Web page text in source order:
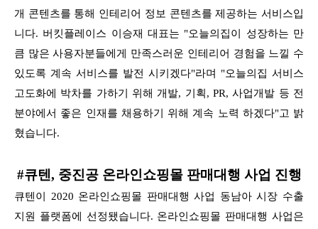
개 콘텐츠를 통해 인테리어 정보 콘텐츠를 제공하는 서비스입
니다. 버킷플레이스 이승재 대표는 "오늘의집이 성장하는 만
큼 많은 사용자분들에게 만족스러운 인테리어 경험을 느낄 수
있도록 계속 서비스를 발전 시키겠다"라며 "오늘의집 서비스
고도화에 박차를 가하기 위해 개발, 기획, PR, 사업개발 등 전
분야에서 좋은 인재를 채용하기 위해 계속 노력 하겠다"고 밝
혔습니다.
#큐텐, 중진공 온라인쇼핑몰 판매대행 사업 진행
큐텐이 2020 온라인쇼핑몰 판매대행 사업 동남아 시장 수출
지원 플랫폼에 선정됐습니다. 온라인쇼핑몰 판매대행 사업은